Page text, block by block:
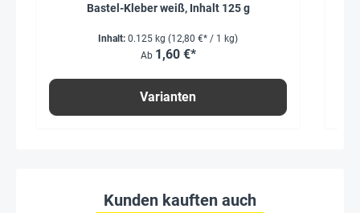
Bastel-Kleber weiß, Inhalt 125 g
Inhalt: 0.125 kg (12,80 €* / 1 kg)
Ab 1,60 €*
Varianten
Kunden kauften auch